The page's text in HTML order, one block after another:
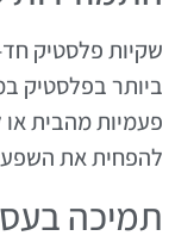
שקיות פלסטיק
ביותר בפלסטיק
פעמיות מהבית או
להפחית את
תמיכה